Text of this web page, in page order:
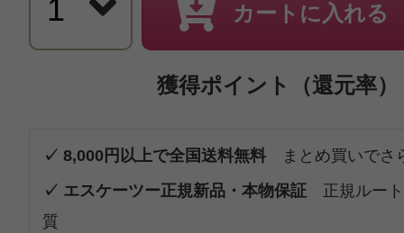
カートに入れる
獲得ポイント（還元率）
✓ 8,000円以上で全国送料無料 まとめ買いでさ
✓ エスケーツー正規新品・本物保証 正規ルー
質